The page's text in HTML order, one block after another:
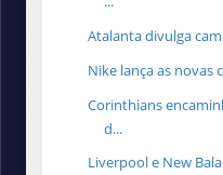
Atalanta divulga
Nike lança as novas
Corinthians
d...
Liverpool e New